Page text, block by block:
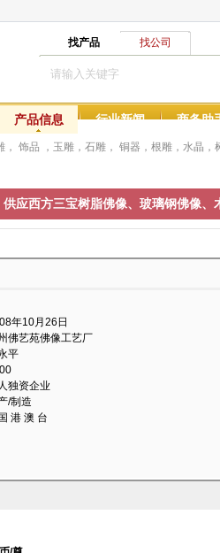
找产品 找公司
产品信息 行业新闻 商务助
， 饰品 ，玉雕，石雕， 铜器，根雕，水晶
供应西方三宝树脂佛像、玻璃钢佛像、
年10月26日
艺苑佛像工艺厂
平
独资企业
/制造
港 澳 台